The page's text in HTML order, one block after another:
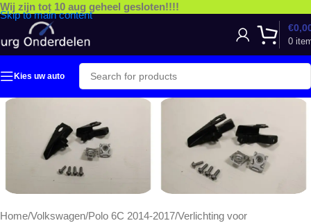
Skip to main content
Wij zijn tot 10 aug geheel gesloten!!!!
0
€
Kies uw auto
Home/Volkswagen/Polo 6C 2014-2017/Verlichting voor